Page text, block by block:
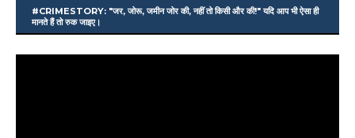
#CRIMESTORY: "जर, जोरू, जमीन जोर की, नहीं तो किसी और की!" यदि आप भी ऐसा ही
मानते हैं तो रुक जाइए।